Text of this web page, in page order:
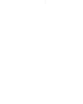
ИП Дёмин Даниил